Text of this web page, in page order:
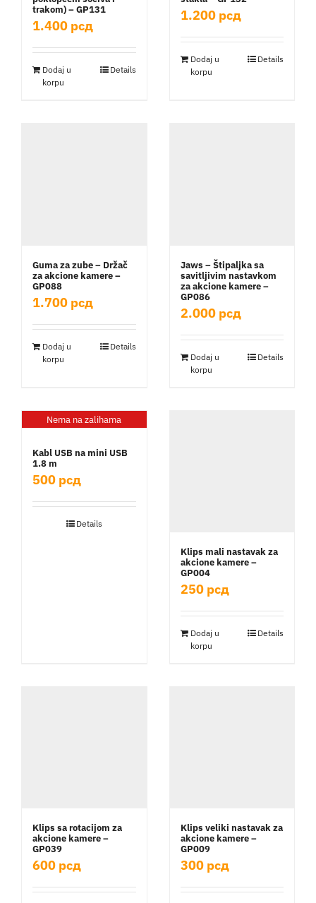
trakom) – GP131
1.400 рсд
Dodaj u
korpu
Details
1.200 рсд
Dodaj u
korpu
Details
Guma za zube – Držač
za akcione kamere –
GP088
1.700 рсд
Dodaj u
korpu
Details
Jaws – Štipaljka sa
savitljivim nastavkom
za akcione kamere –
GP086
2.000 рсд
Dodaj u
korpu
Details
Nema na zalihama
Kabl USB na mini USB
1.8 m
500 рсд
Details
Klips mali nastavak za
akcione kamere –
GP004
250 рсд
Dodaj u
korpu
Details
Klips sa rotacijom za
akcione kamere –
GP039
600 рсд
Klips veliki nastavak za
akcione kamere –
GP009
300 рсд